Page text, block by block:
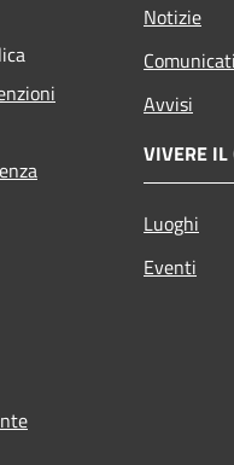
Notizie
Comunicati
Avvisi
VIVERE IL
Luoghi
Eventi